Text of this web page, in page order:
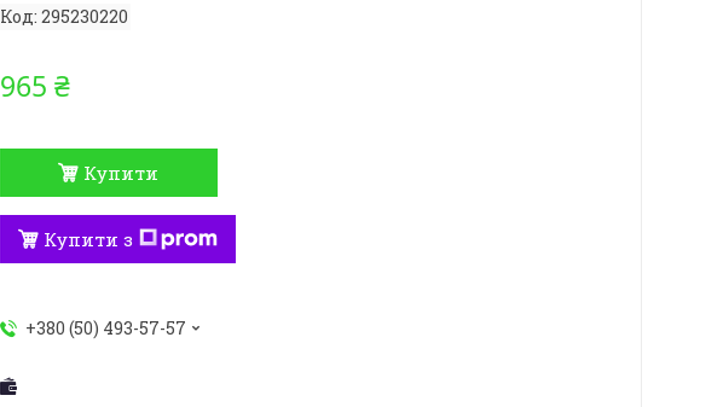
Код: 295230220
965 ₴
Купити
Купити з
+380 (50) 493-57-57